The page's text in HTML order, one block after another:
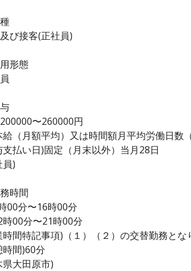
び接客(正社員)
形態
〜260000円
給（月額平均）又は時間額月平均労働日数
支払い日)固定（月末以外）当月28日
員)
時間
00分〜16時00分
時00分〜21時00分
時間特記事項)（１）（２）の交替勤務とな
時間)60分
県大田原市)